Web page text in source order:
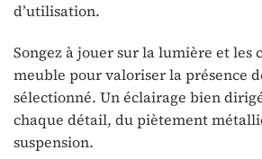
d’utilisation.
Songez à jouer sur la lumière et les
meuble pour valoriser la présence
sélectionné. Un éclairage bien
chaque détail, du piètement
suspension.